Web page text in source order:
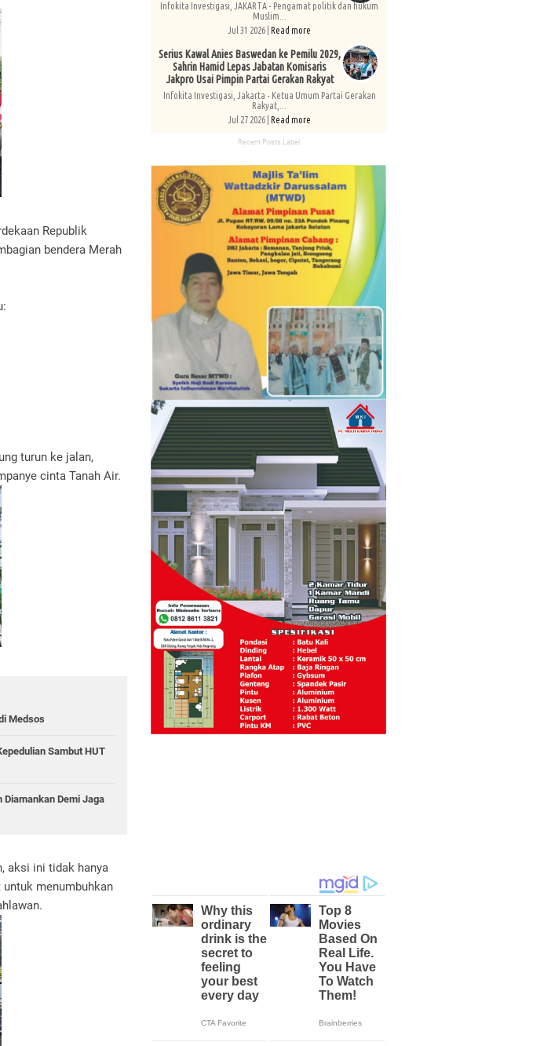
Republik
bendera Merah
turun ke jalan,
cinta Tanah Air.
Medsos
Sambut HUT
Diamankan Demi Jaga
aksi ini tidak hanya
menumbuhkan
Infokita Investigasi, JAKARTA - Pengamat politik dan hukum
Muslim...
Jul 31 2026 | Read more
Serius Kawal Anies Baswedan ke Pemilu 2029,
Sahrin Hamid Lepas Jabatan Komisaris
Jakpro Usai Pimpin Partai Gerakan Rakyat
Infokita Investigasi, Jakarta - Ketua Umum Partai Gerakan
Rakyat,...
Jul 27 2026 | Read more
Recent Posts Label